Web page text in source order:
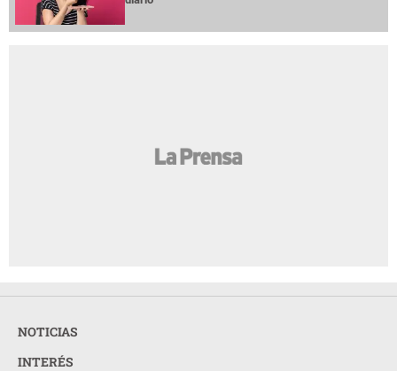
NOTICIAS
INTERÉS